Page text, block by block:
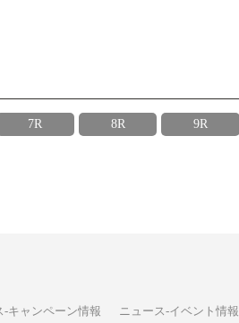
7R 8R 9R
-キャンペーン情報
ニュース-イベント情報